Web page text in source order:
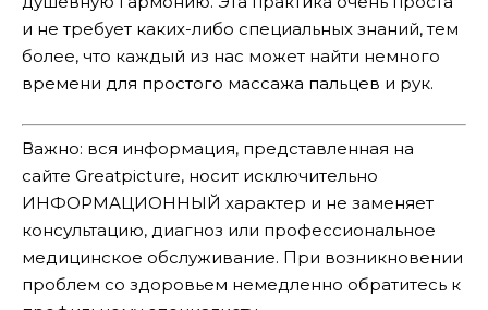
и не требует каких-либо специальных знаний, тем
более, что каждый из нас может найти немного
времени для простого массажа пальцев и рук.
Важно: вся информация, представленная на
сайте Greatpicture, носит исключительно
ИНФОРМАЦИОННЫЙ характер и не заменяет
консультацию, диагноз или профессиональное
медицинское обслуживание. При возникновении
проблем со здоровьем немедленно обратитесь к